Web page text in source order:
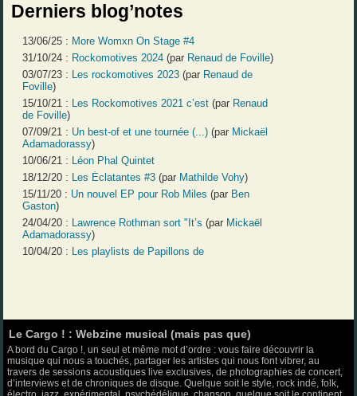
Derniers blog’notes
13/06/25 : More Womxn On Stage #4
31/10/24 : Rockomotives 2024 (par Renaud de Foville)
03/07/23 : Les rockomotives 2023 (par Renaud de
Foville)
15/10/21 : Les Rockomotives 2021 c’est (par Renaud
de Foville)
07/09/21 : Un best-of et une tournée (...) (par Mickaël
Adamadorassy)
10/06/21 : Léon Phal Quintet
18/12/20 : Les Éclatantes #3 (par Mathilde Vohy)
15/11/20 : Un nouvel EP pour Rob Miles (par Ben
Gaston)
24/04/20 : Lawrence Rothman sort "It’s (par Mickaël
Adamadorassy)
10/04/20 : Les playlists de Papillons de
Le Cargo ! : Webzine musical (mais pas que)
A bord du Cargo !, un seul et même mot d’ordre : vous faire découvrir la
musique qui nous a touchés, partager les artistes qui nous font vibrer, au
travers de sessions acoustiques live exclusives, de photographies de concert,
d’interviews et de chroniques de disque. Quelque soit le style, rock indé, folk,